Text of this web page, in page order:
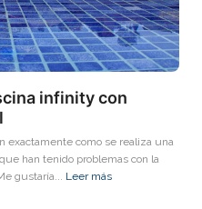
infinity con
exactamente como se realiza una
han tenido problemas con la
gustaría... Leer más